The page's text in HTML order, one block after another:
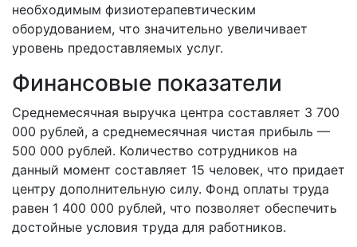
необходимым физиотерапевтическим
оборудованием, что значительно увеличивает
уровень предоставляемых услуг.
Финансовые показатели
Среднемесячная выручка центра составляет 3 700
000 рублей, а среднемесячная чистая прибыль —
500 000 рублей. Количество сотрудников на
данный момент составляет 15 человек, что придает
центру дополнительную силу. Фонд оплаты труда
равен 1 400 000 рублей, что позволяет обеспечить
достойные условия труда для работников.